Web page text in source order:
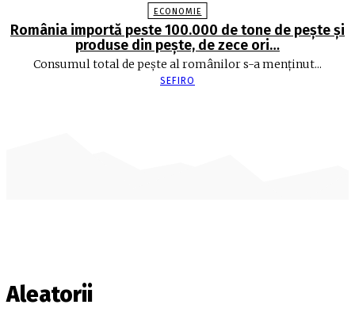
ECONOMIE
România importă peste 100.000 de tone de peşte şi
produse din peşte, de zece ori…
Consumul total de peşte al ro­mâ­nilor s-a menţinut...
SEFIRO
Aleatorii